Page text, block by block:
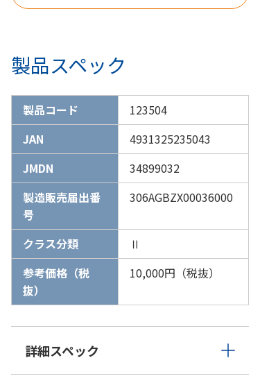
製品スペック
製品コード
123504
JAN
4931325235043
JMDN
34899032
製造販売届出番
号
306AGBZX00036000
クラス分類
Ⅱ
参考価格（税
抜）
10,000円（税抜）
詳細スペック